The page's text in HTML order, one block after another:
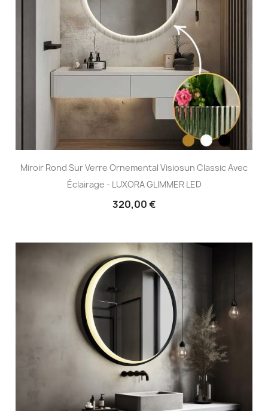
Miroir Rond Sur Verre Ornemental Visiosun Classic Avec
Éclairage - LUXORA GLIMMER LED
320,00 €